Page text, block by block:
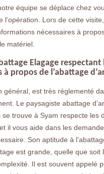
équipe se déplace chez
l’opération. Lors de cette
nécessaires à
matériel.
Elagage respectant
propos de l’abattage
général, est très réglementé
Le paysagiste abattage
trouve à Syam respecte les
il vous aide dans les
Son aptitude à
est grande, quelle que soit
Il est souvent appelé